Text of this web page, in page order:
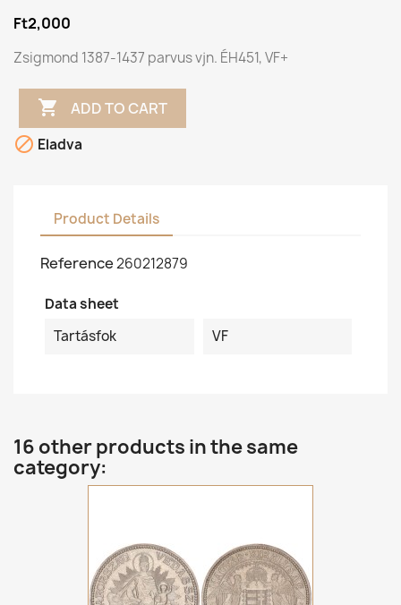
Ft2,000
Zsigmond 1387-1437 parvus vjn. ÉH451, VF+
 ADD TO CART
 Eladva
Product Details
Reference260212879
Data sheet
Tartásfok
VF
16 other products in the same
category: